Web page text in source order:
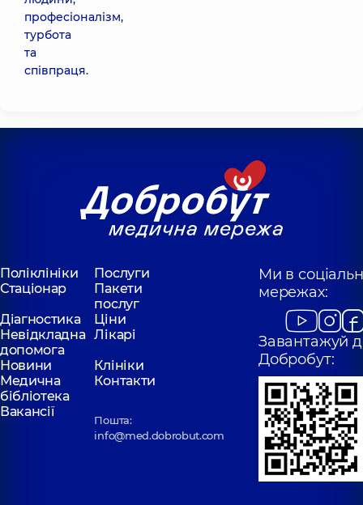
професіоналізм,
турбота
та
співпраця.
Поліклініки
Послуги
Стаціонар
Пакети
послуг
Діагностика
Ціни
Невідкладна
допомога
Лікарі
Новини
Клініки
Медична
бібліотека
Контакти
Вакансії
Пошта:
info@med.dobrobut.com
Ми в
мережах:
Завантажуй
Добробут: